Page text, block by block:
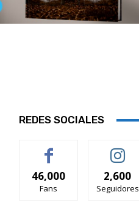
REDES SOCIALES
46,000
Fans
2,600
Seguidores